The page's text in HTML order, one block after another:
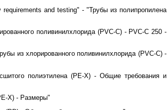
and testing" - "Трубы из полипропилена
поливинилхлорида (PVC-C) - PVC-C 250 -
из хлорированного поливинилхлорида (PVC-C) -
полиэтилена (РЕ-Х) - Общие требования и
Х) - Размеры"